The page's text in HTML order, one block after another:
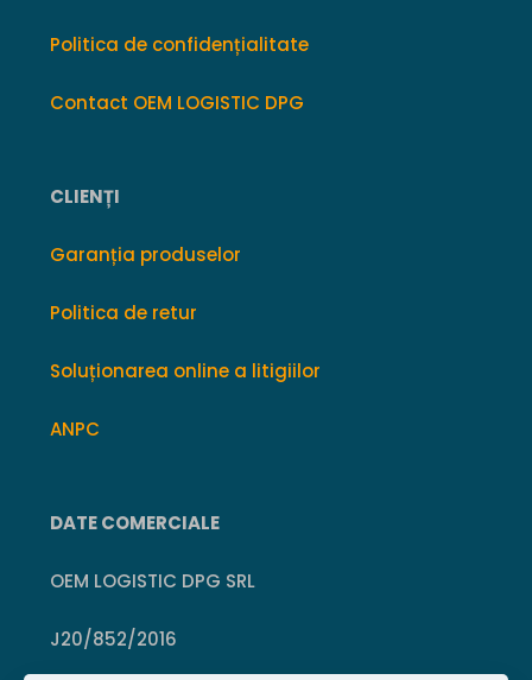
Politica de confidențialitate
Contact OEM LOGISTIC DPG
CLIENȚI
Garanția produselor
Politica de retur
Soluționarea online a litigiilor
ANPC
DATE COMERCIALE
OEM LOGISTIC DPG SRL
J20/852/2016